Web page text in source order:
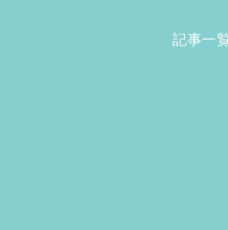
記事一